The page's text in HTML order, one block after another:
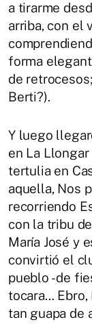
a tirarme
arriba, con el
forma
de
Berti?).
Y luego
en La
tertulia en
aquella, Nos
recorriendo
con la tribu
María José y
convirtió el
pueblo - de
tocara… Ebro,
tan guapa de